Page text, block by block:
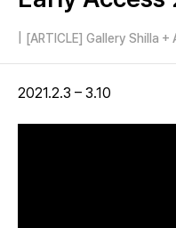
[ARTICLE] Gallery Shilla
2021.2.3 – 3.10